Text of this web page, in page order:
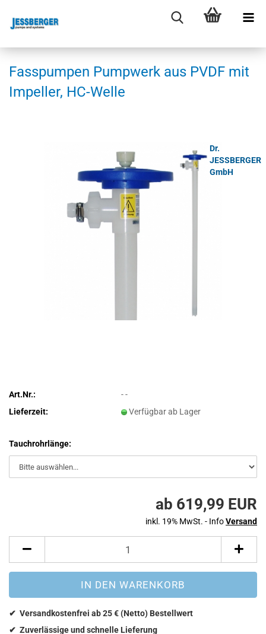
Fas­s­pum­pen Pump­werk aus PVDF mit
Im­pel­ler, HC-​Welle
Dr.
JESSBERGER
GmbH
Art.Nr.:
- -
Lieferzeit:
Verfügbar ab Lager
Tauchrohrlänge:
ab 619,99 EUR
inkl. 19% MwSt. - InfoVersand